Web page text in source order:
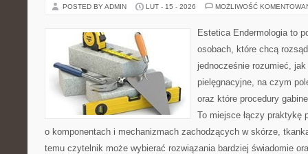
POSTED BY ADMIN LUT - 15 - 2026 MOŻLIWOŚĆ
Estetica Endermologia to
osobach, które chcą
jednocześnie rozumieć, jak
pielęgnacyjne, na czym
oraz które procedury
To miejsce łączy praktykę
o komponentach i mechanizmach zachodzących w skórze,
temu czytelnik może wybierać rozwiązania bardziej świadomie